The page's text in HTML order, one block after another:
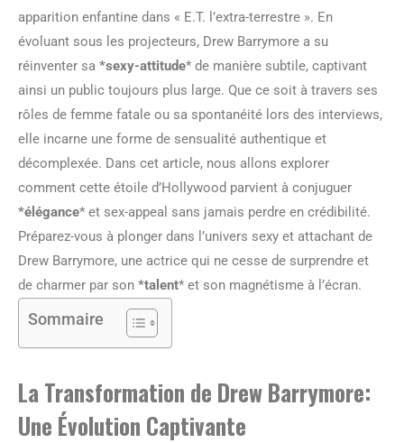
apparition enfantine dans « E.T. l’extra-terrestre ». En
évoluant sous les projecteurs, Drew Barrymore a su
réinventer sa *sexy-attitude* de manière subtile, captivant
ainsi un public toujours plus large. Que ce soit à travers ses
rôles de femme fatale ou sa spontanéité lors des interviews,
elle incarne une forme de sensualité authentique et
décomplexée. Dans cet article, nous allons explorer
comment cette étoile d’Hollywood parvient à conjuguer
*élégance* et sex-appeal sans jamais perdre en crédibilité.
Préparez-vous à plonger dans l’univers sexy et attachant de
Drew Barrymore, une actrice qui ne cesse de surprendre et
de charmer par son *talent* et son magnétisme à l’écran.
Sommaire
La Transformation de Drew Barrymore:
Une Évolution Captivante